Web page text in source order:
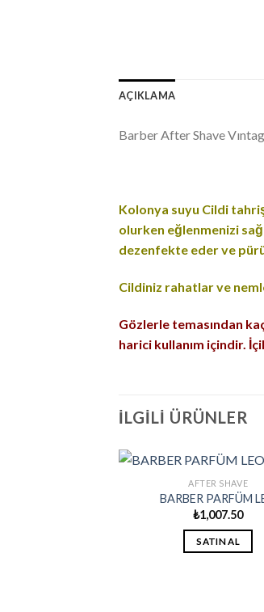
AÇIKLAMA
Barber After Shave
Kolonya suyu Cildi
olurken eğlenmenizi
dezenfekte eder ve
Cildiniz rahatlar ve
Gözlerle temasından
harici kullanım içindir.
İLGILI ÜRÜNLER
AFTER SHAVE
BARBER PARFÜM
₺1,007.50
SATIN AL